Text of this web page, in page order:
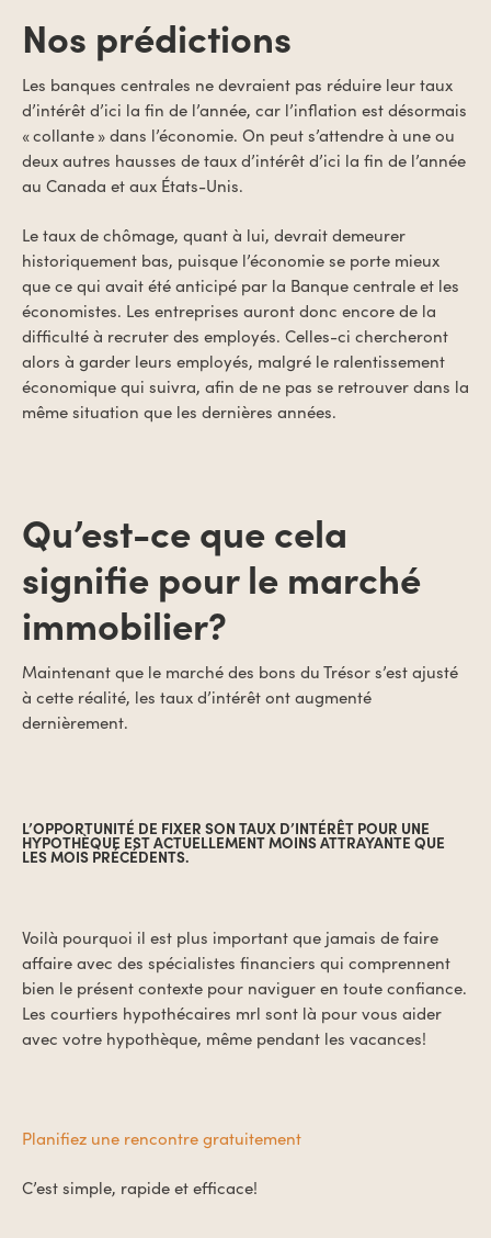
Nos prédictions
Les banques centrales ne devraient pas réduire leur taux
d’intérêt d’ici la fin de l’année, car l’inflation est désormais
« collante » dans l’économie. On peut s’attendre à une ou
deux autres hausses de taux d’intérêt d’ici la fin de l’année
au Canada et aux États-Unis.
Le taux de chômage, quant à lui, devrait demeurer
historiquement bas, puisque l’économie se porte mieux
que ce qui avait été anticipé par la Banque centrale et les
économistes. Les entreprises auront donc encore de la
difficulté à recruter des employés. Celles-ci chercheront
alors à garder leurs employés, malgré le ralentissement
économique qui suivra, afin de ne pas se retrouver dans la
même situation que les dernières années.
Qu’est-ce que cela
signifie pour le marché
immobilier?
Maintenant que le marché des bons du Trésor s’est ajusté
à cette réalité, les taux d’intérêt ont augmenté
dernièrement.
L’OPPORTUNITÉ DE FIXER SON TAUX D’INTÉRÊT POUR UNE
HYPOTHÈQUE EST ACTUELLEMENT MOINS ATTRAYANTE QUE
LES MOIS PRÉCÉDENTS.
Voilà pourquoi il est plus important que jamais de faire
affaire avec des spécialistes financiers qui comprennent
bien le présent contexte pour naviguer en toute confiance.
Les courtiers hypothécaires mrl sont là pour vous aider
avec votre hypothèque, même pendant les vacances!
Planifiez une rencontre gratuitement
C’est simple, rapide et efficace!